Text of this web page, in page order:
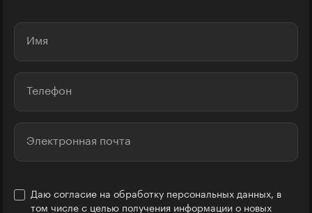
Имя
Телефон
Электронная почта
Название компании
Даю согласие на обработку персональных данных, в
том числе с целью получения информации о новых